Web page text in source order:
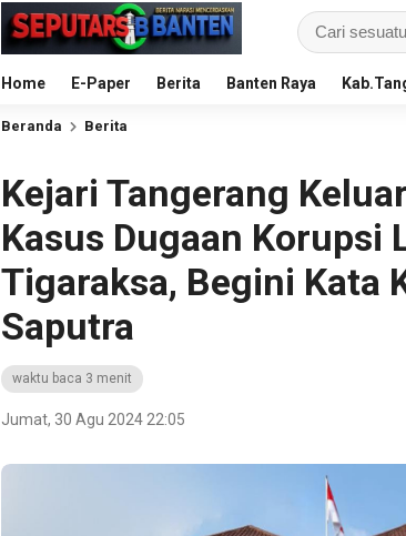
Home E-Paper Berita Banten Raya
Beranda Berita
Kejari Tangerang
Kasus Dugaan Korupsi
Tigaraksa, Begini Kata
Saputra
waktu baca 3 menit
Jumat, 30 Agu 2024 22:05